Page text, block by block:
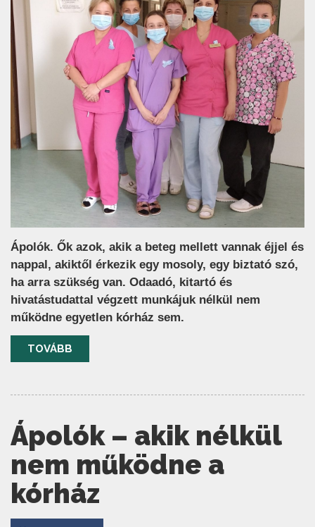
Ápolók. Ők azok, akik a beteg mellett vannak éjjel és
nappal, akiktől érkezik egy mosoly, egy biztató szó,
ha arra szükség van. Odaadó, kitartó és
hivatástudattal végzett munkájuk nélkül nem
működne egyetlen kórház sem.
TOVÁBB
Ápolók – akik nélkül
nem működne a
kórház